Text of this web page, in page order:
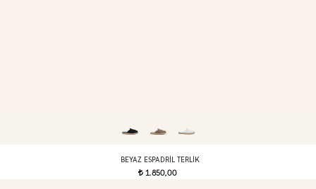
BEYAZ ESPADRIL TERLIK
t1.850,00